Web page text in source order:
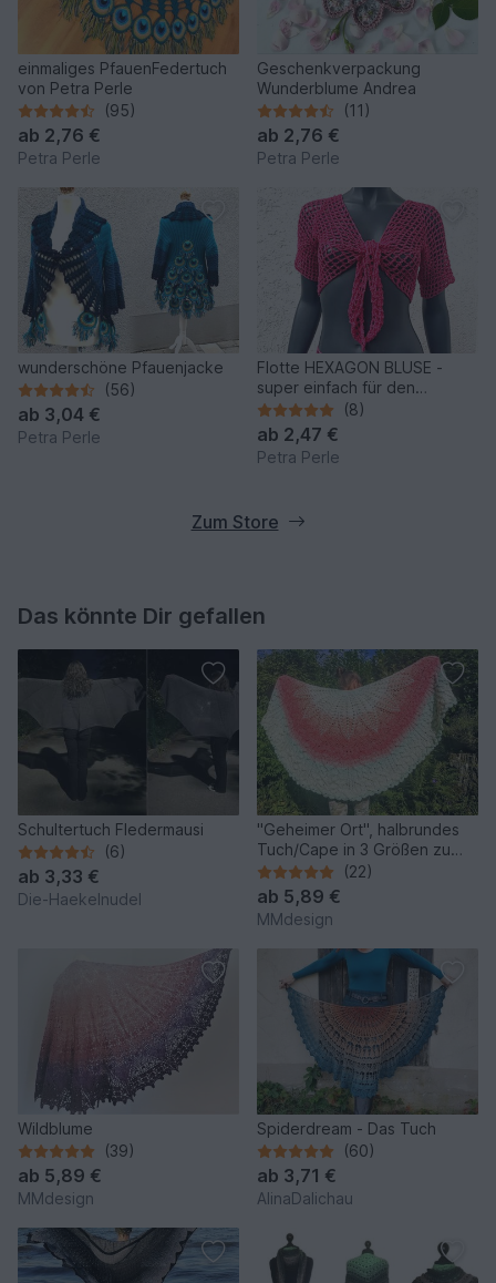
einmaliges PfauenFedertuch
von Petra Perle
(95)
ab 2,76 €
Petra Perle
Geschenkverpackung
Wunderblume Andrea
(11)
ab 2,76 €
Petra Perle
wunderschöne Pfauenjacke
(56)
ab 3,04 €
Petra Perle
Flotte HEXAGON BLUSE -
super einfach für den
Sommer
(8)
ab 2,47 €
Petra Perle
Zum Store
Das könnte Dir gefallen
Schultertuch Fledermausi
(6)
ab 3,33 €
Die-Haekelnudel
"Geheimer Ort", halbrundes
Tuch/Cape in 3 Größen zu
häkeln
(22)
ab 5,89 €
MMdesign
Wildblume
(39)
ab 5,89 €
MMdesign
Spiderdream - Das Tuch
(60)
ab 3,71 €
AlinaDalichau